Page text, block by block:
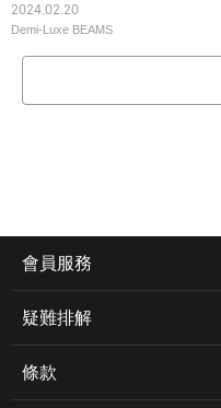
2024.02.20
Demi-Luxe BEAMS
會員服務
疑難排解
條款